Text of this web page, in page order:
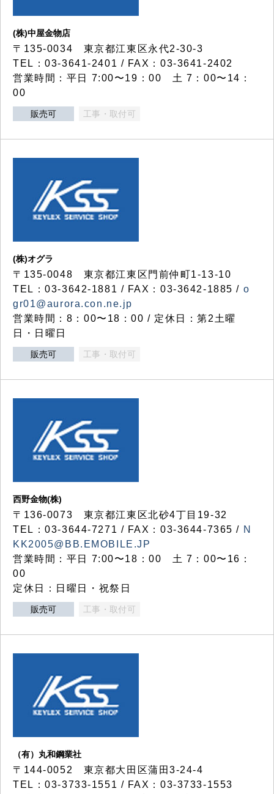
(株)中屋金物店
〒135-0034 東京都江東区永代2-30-3
TEL：03-3641-2401 / FAX：03-3641-2402
営業時間：平日 7:00〜19：00 土 7：00〜14：
00
販売可 工事・取付可
(株)オグラ
〒135-0048 東京都江東区門前仲町1-13-10
TEL：03-3642-1881 / FAX：03-3642-1885 / o
gr01@aurora.con.ne.jp
営業時間：8：00〜18：00 / 定休日：第2土曜
日・日曜日
販売可 工事・取付可
西野金物(株)
〒136-0073 東京都江東区北砂4丁目19-32
TEL：03‐3644‐7271 / FAX：03-3644-7365 / N
KK2005@BB.EMOBILE.JP
営業時間：平日 7:00〜18：00 土 7：00〜16：
00
定休日：日曜日・祝祭日
販売可 工事・取付可
（有）丸和鋼業社
〒144-0052 東京都大田区蒲田3-24-4
TEL：03-3733-1551 / FAX：03-3733-1553